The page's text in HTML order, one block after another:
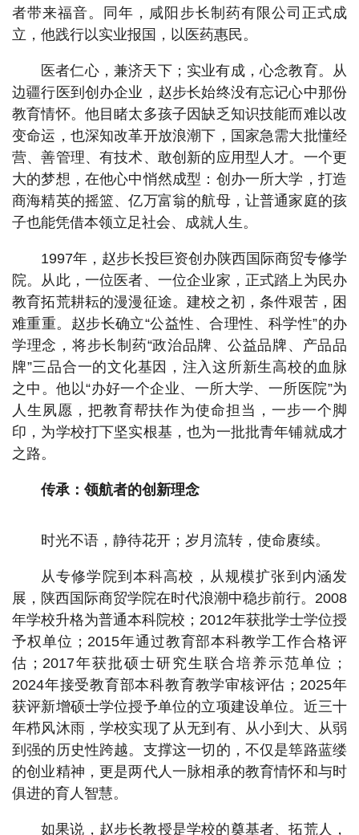
者带来福音。同年，咸阳步长制药有限公司正式成
立，他践行以实业报国，以医药惠民。
医者仁心，兼济天下；实业有成，心念教育。从
边疆行医到创办企业，赵步长始终没有忘记心中那份
教育情怀。他目睹太多孩子因缺乏知识技能而难以改
变命运，也深知改革开放浪潮下，国家急需大批懂经
营、善管理、有技术、敢创新的应用型人才。一个更
大的梦想，在他心中悄然成型：创办一所大学，打造
商海精英的摇篮、亿万富翁的航母，让普通家庭的孩
子也能凭借本领立足社会、成就人生。
1997年，赵步长投巨资创办陕西国际商贸专修学
院。从此，一位医者、一位企业家，正式踏上为民办
教育拓荒耕耘的漫漫征途。建校之初，条件艰苦，困
难重重。赵步长确立“公益性、合理性、科学性”的办
学理念，将步长制药“政治品牌、公益品牌、产品品
牌”三品合一的文化基因，注入这所新生高校的血脉
之中。他以“办好一个企业、一所大学、一所医院”为
人生夙愿，把教育帮扶作为使命担当，一步一个脚
印，为学校打下坚实根基，也为一批批青年铺就成才
之路。
传承：领航者的创新理念
时光不语，静待花开；岁月流转，使命赓续。
从专修学院到本科高校，从规模扩张到内涵发
展，陕西国际商贸学院在时代浪潮中稳步前行。2008
年学校升格为普通本科院校；2012年获批学士学位授
予权单位；2015年通过教育部本科教学工作合格评
估；2017年获批硕士研究生联合培养示范单位；
2024年接受教育部本科教育教学审核评估；2025年
获评新增硕士学位授予单位的立项建设单位。近三十
年栉风沐雨，学校实现了从无到有、从小到大、从弱
到强的历史性跨越。支撑这一切的，不仅是筚路蓝缕
的创业精神，更是两代人一脉相承的教育情怀和与时
俱进的育人智慧。
如果说，赵步长教授是学校的奠基者、拓荒人，